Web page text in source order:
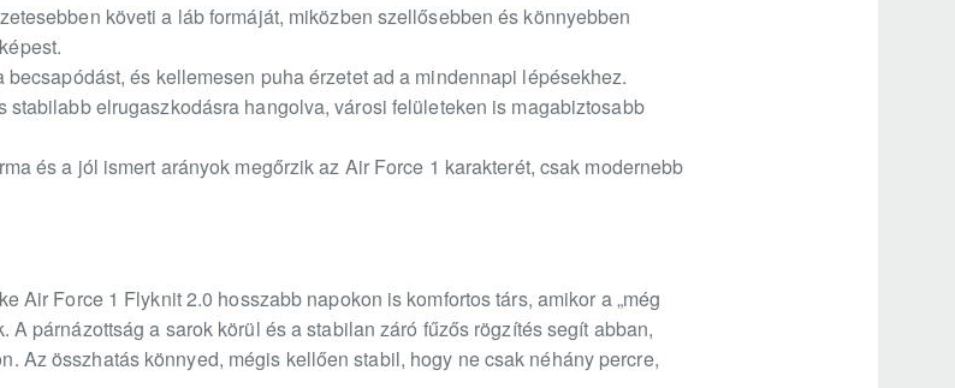
követi a láb formáját, miközben szellősebben és könnyebben
és kellemesen puha érzetet ad a mindennapi lépésekhez.
stabilabb elrugaszkodásra hangolva, városi felületeken is magabiztosabb
és a jól ismert arányok megőrzik az Air Force 1 karakterét, csak modernebb
Air Force 1 Flyknit 2.0 hosszabb napokon is komfortos társ, amikor a „még
A párnázottság a sarok körül és a stabilan záró fűzős rögzítés segít abban,
Az összhatás könnyed, mégis kellően stabil, hogy ne csak néhány percre,